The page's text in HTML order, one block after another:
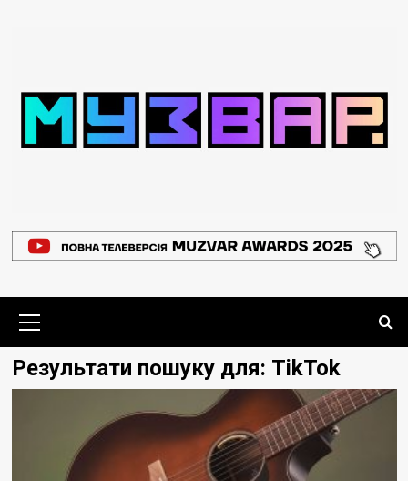
меню
Результати пошуку для: TikTok